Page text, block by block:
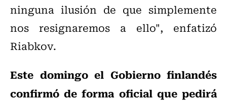
ninguna ilusión de que simplemente
nos resignaremos a ello", enfatizó
Riabkov.
Este domingo el Gobierno finlandés
confirmó de forma oficial que pedirá